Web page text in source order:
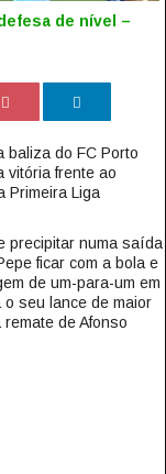
de nível –
baliza do FC Porto
vitória frente ao
Primeira Liga
precipitar numa saída
ficar com a bola e
de um-para-um em
o seu lance de maior
de Afonso